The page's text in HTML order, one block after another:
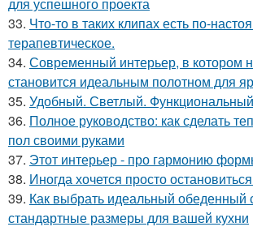
для успешного проекта
33. Что-то в таких клипах есть по-
терапевтическое.
34. Современный интерьер, в котором
становится идеальным полотном для
35. Удобный. Светлый.
36. Полное руководство: как сделать
пол своими руками
37. Этот интерьер - про гармонию
38. Иногда хочется просто
39. Как выбрать идеальный обеденный
стандартные размеры для вашей кухни